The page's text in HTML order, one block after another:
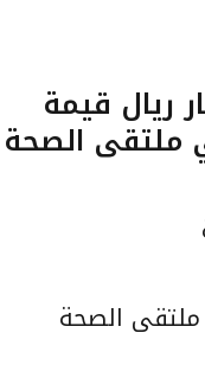
الصحة: 133 مليار ريال قيمة
ملتقى الصحة